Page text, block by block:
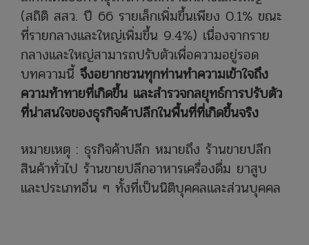
(สถิติ สสว. ปี 66 รายเล็กเพิ่มขึ้นเพียง 0.1% ขณะ
ที่รายกลางและใหญ่เพิ่มขึ้น 9.4%) เนื่องจากราย
กลางและใหญ่สามารถปรับตัวเพื่อความอยู่รอด
บทความนี้ จึงอยากชวนทุกท่านทำความเข้าใจถึง
ความท้าทายที่เกิดขึ้น และสำรวจกลยุทธ์การปรับตัว
ที่น่าสนใจของธุรกิจค้าปลีกในพื้นที่ที่เกิดขึ้นจริง
หมายเหตุ : ธุรกิจค้าปลีก หมายถึง ร้านขายปลีก
สินค้าทั่วไป ร้านขายปลีกอาหารเครื่องดื่ม ยาสูบ
และประเภทอื่น ๆ ทั้งที่เป็นนิติบุคคลและส่วนบุคคล